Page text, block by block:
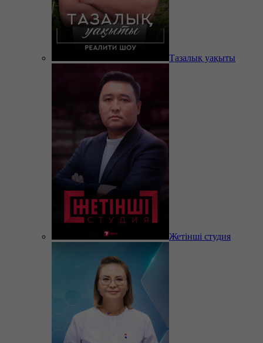
Тазалық уақыты
Жетінші студия